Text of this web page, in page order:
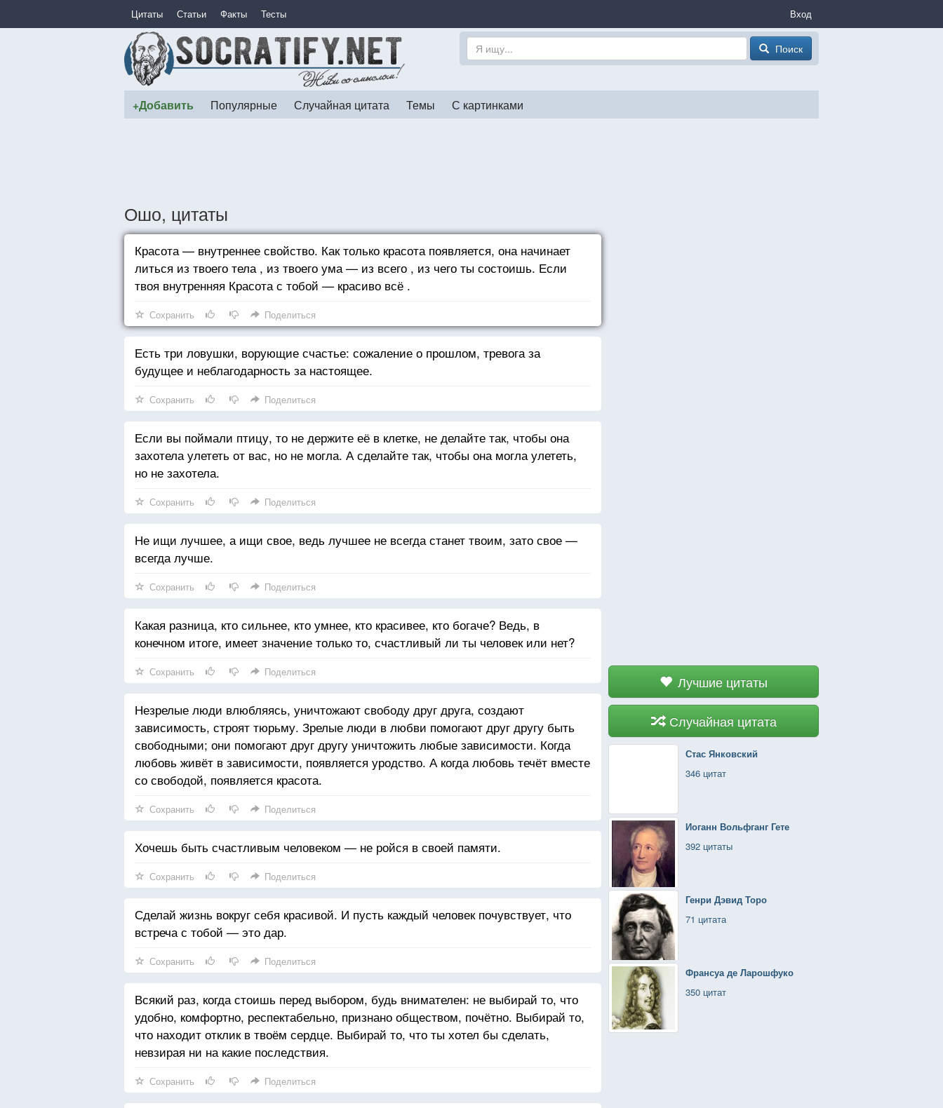
Цитаты Статьи Факты Тесты Вход
Поиск
+Добавить Популярные Случайная цитата Темы С картинками
Ошо, цитаты
Лучшие цитаты
Случайная цитата
Стас Янковский
346 цитат
Иоганн Вольфганг Гете
392 цитаты
Генри Дэвид Торо
71 цитата
Франсуа де Ларошфуко
350 цитат
Красота — внутреннее свойство. Как только красота появляется, она начинает
литься из твоего тела , из твоего ума — из всего , из чего ты состоишь. Если
твоя внутренняя Красота с тобой — красиво всё .
Сохранить Поделиться
Есть три ловушки, ворующие счастье: сожаление о прошлом, тревога за
будущее и неблагодарность за настоящее.
Сохранить Поделиться
Если вы поймали птицу, то не держите её в клетке, не делайте так, чтобы она
захотела улететь от вас, но не могла. А сделайте так, чтобы она могла улететь,
но не захотела.
Сохранить Поделиться
Не ищи лучшее, а ищи свое, ведь лучшее не всегда станет твоим, зато свое —
всегда лучше.
Сохранить Поделиться
Какая разница, кто сильнее, кто умнее, кто красивее, кто богаче? Ведь, в
конечном итоге, имеет значение только то, счастливый ли ты человек или нет?
Сохранить Поделиться
Незрелые люди влюбляясь, уничтожают свободу друг друга, создают
зависимость, строят тюрьму. Зрелые люди в любви помогают друг другу быть
свободными; они помогают друг другу уничтожить любые зависимости. Когда
любовь живёт в зависимости, появляется уродство. А когда любовь течёт вместе
со свободой, появляется красота.
Сохранить Поделиться
Хочешь быть счастливым человеком — не ройся в своей памяти.
Сохранить Поделиться
Сделай жизнь вокруг себя красивой. И пусть каждый человек почувствует, что
встреча с тобой — это дар.
Сохранить Поделиться
Всякий раз, когда стоишь перед выбором, будь внимателен: не выбирай то, что
удобно, комфортно, респектабельно, признано обществом, почётно. Выбирай то,
что находит отклик в твоём сердце. Выбирай то, что ты хотел бы сделать,
невзирая ни на какие последствия.
Сохранить Поделиться